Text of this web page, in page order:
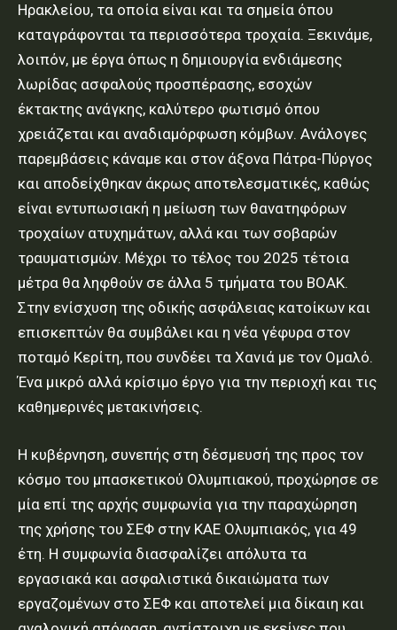
Ηρακλείου, τα οποία είναι και τα σημεία όπου
καταγράφονται τα περισσότερα τροχαία. Ξεκινάμε,
λοιπόν, με έργα όπως η δημιουργία ενδιάμεσης
λωρίδας ασφαλούς προσπέρασης, εσοχών
έκτακτης ανάγκης, καλύτερο φωτισμό όπου
χρειάζεται και αναδιαμόρφωση κόμβων. Ανάλογες
παρεμβάσεις κάναμε και στον άξονα Πάτρα-Πύργος
και αποδείχθηκαν άκρως αποτελεσματικές, καθώς
είναι εντυπωσιακή η μείωση των θανατηφόρων
τροχαίων ατυχημάτων, αλλά και των σοβαρών
τραυματισμών. Μέχρι το τέλος του 2025 τέτοια
μέτρα θα ληφθούν σε άλλα 5 τμήματα του ΒΟΑΚ.
Στην ενίσχυση της οδικής ασφάλειας κατοίκων και
επισκεπτών θα συμβάλει και η νέα γέφυρα στον
ποταμό Κερίτη, που συνδέει τα Χανιά με τον Ομαλό.
Ένα μικρό αλλά κρίσιμο έργο για την περιοχή και τις
καθημερινές μετακινήσεις.
Η κυβέρνηση, συνεπής στη δέσμευσή της προς τον
κόσμο του μπασκετικού Ολυμπιακού, προχώρησε σε
μία επί της αρχής συμφωνία για την παραχώρηση
της χρήσης του ΣΕΦ στην ΚΑΕ Ολυμπιακός, για 49
έτη. Η συμφωνία διασφαλίζει απόλυτα τα
εργασιακά και ασφαλιστικά δικαιώματα των
εργαζομένων στο ΣΕΦ και αποτελεί μια δίκαιη και